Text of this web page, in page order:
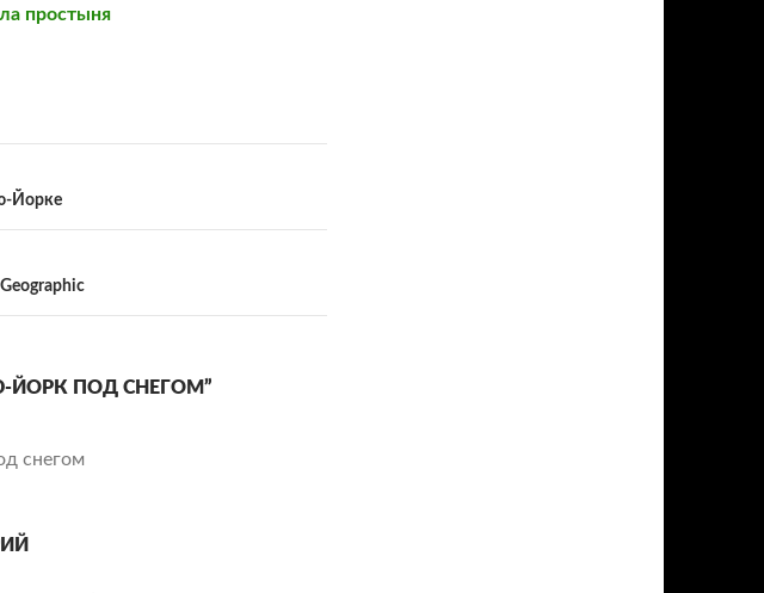
простыня
Йорке
ПОД СНЕГОМ”
снегом